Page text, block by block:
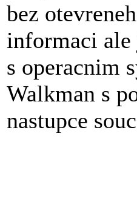
bez
informaci
s operacnim
Walkman s
nastupce